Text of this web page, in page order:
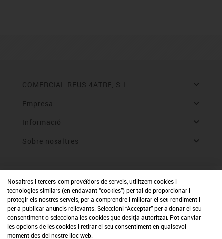
COMERCIAL REUS 4ATRE, S.L.
Empresa
Informació
Sobre nosaltres
Nosaltres i tercers, com proveïdors de serveis, utilitzem cookies i
tecnologies similars (en endavant “cookies”) per tal de proporcionar i
protegir els nostres serveis, per a comprendre i millorar el seu rendiment i
per a publicar anuncis rellevants. Seleccioni “Acceptar” per a donar el seu
consentiment o selecciona les cookies que desitja autoritzar. Pot canviar
les opcions de les cookies i retirar el seu consentiment en qualsevol
moment des del nostre lloc web.